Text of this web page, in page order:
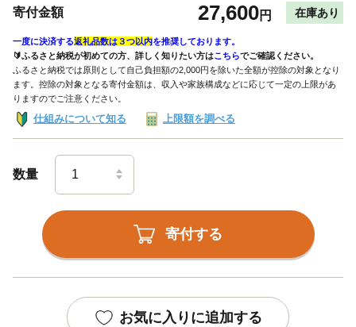
寄付金額 27,600円 在庫あり
一度に決済する返礼品数は３つ以内を推奨しております。
🔰ふるさと納税が初めての方、詳しく知りたい方はこちらでご確認ください。
ふるさと納税では原則として自己負担額の2,000円を除いた全額が控除の対象となり
ます。控除の対象となる寄付金額は、収入や家族構成などに応じて一定の上限があ
りますのでご注意ください。
仕組みについて知る 上限額を調べる
数量
寄付する
お気に入りに追加する